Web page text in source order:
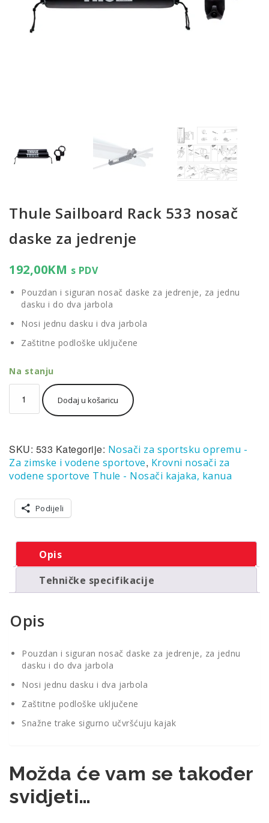
Thule Sailboard Rack 533 nosač
daske za jedrenje
192,00KM s PDV
Pouzdan i siguran nosač daske za jedrenje, za jednu
dasku i do dva jarbola
Nosi jednu dasku i dva jarbola
Zaštitne podloške uključene
Na stanju
Sailboard
Rack
daske
za
jedrenje
Dodaj u košaricu
SKU: 533 Kategorije: Nosači za sportsku opremu -
Za zimske i vodene sportove, Krovni nosači za
vodene sportove Thule - Nosači kajaka, kanua
Podijeli
Opis
Tehničke specifikacije
Opis
Pouzdan i siguran nosač daske za jedrenje, za jednu
dasku i do dva jarbola
Nosi jednu dasku i dva jarbola
Zaštitne podloške uključene
Snažne trake sigurno učvršćuju kajak
Možda će vam se također
svidjeti…